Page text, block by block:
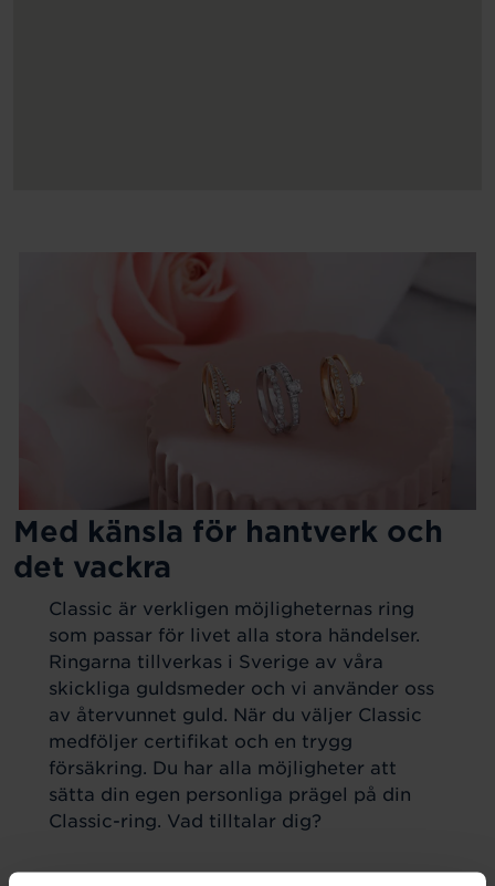
Med känsla för hantverk och
det vackra
Classic är verkligen möjligheternas ring
som passar för livet alla stora händelser.
Ringarna tillverkas i Sverige av våra
skickliga guldsmeder och vi använder oss
av återvunnet guld. När du väljer Classic
medföljer certifikat och en trygg
försäkring. Du har alla möjligheter att
sätta din egen personliga prägel på din
Classic-ring. Vad tilltalar dig?